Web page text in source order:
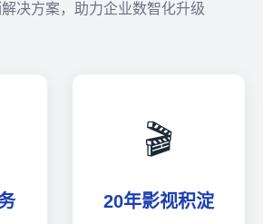
决方案，助力企业数智化升级
🎬
20年影视积淀